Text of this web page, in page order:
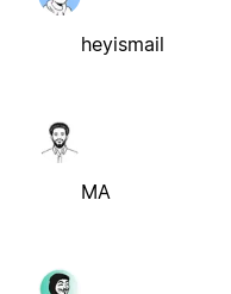
heyismail
MA